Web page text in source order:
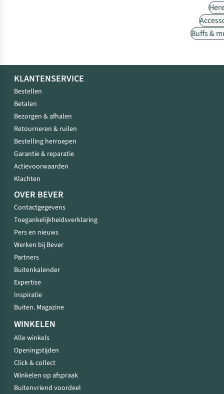
Buffs &
KLANTENSERVICE
Bestellen
Betalen
Bezorgen & afhalen
Retourneren & ruilen
Bestelling herroepen
Garantie & reparatie
Actievoorwaarden
Klachten
OVER BEVER
Contactgegevens
Toegankelijkheidsverklaring
Pers en nieuws
Werken bij Bever
Partners
Buitenkalender
Expertise
Inspiratie
Buiten. Magazine
WINKELEN
Alle winkels
Openingstijden
Click & collect
Winkelen op afspraak
Buitenvriend voordeel